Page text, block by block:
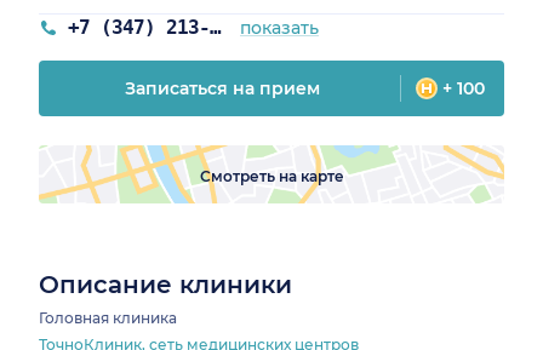
+7 (347) 213-14-72 показать
Записаться на прием + 100
Смотреть на карте
Описание клиники
Головная клиника
ТочноКлиник, сеть медицинских центров